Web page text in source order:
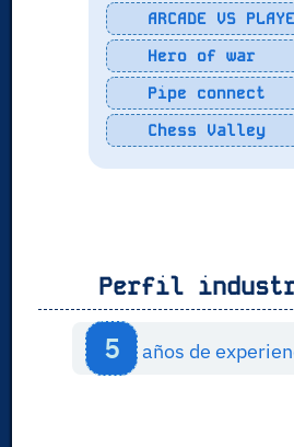
ARCADE VS
Hero of war
Pipe connect
Chess Valley
Perfil
5 años de